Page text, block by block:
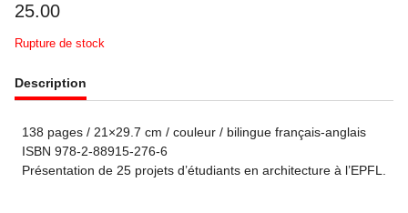
25.00
Rupture de stock
Description
138 pages / 21×29.7 cm / couleur / bilingue français-anglais
ISBN 978-2-88915-276-6
Présentation de 25 projets d’étudiants en architecture à l’EPFL.